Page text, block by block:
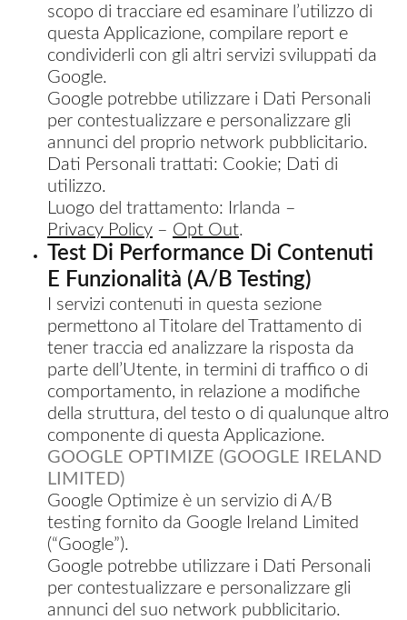
scopo di tracciare ed esaminare l’utilizzo di
questa Applicazione, compilare report e
condividerli con gli altri servizi sviluppati da
Google.
Google potrebbe utilizzare i Dati Personali
per contestualizzare e personalizzare gli
annunci del proprio network pubblicitario.
Dati Personali trattati: Cookie; Dati di
utilizzo.
Luogo del trattamento: Irlanda –
Privacy Policy – Opt Out.
Test Di Performance Di Contenuti
E Funzionalità (A/B Testing)
I servizi contenuti in questa sezione
permettono al Titolare del Trattamento di
tener traccia ed analizzare la risposta da
parte dell’Utente, in termini di traffico o di
comportamento, in relazione a modifiche
della struttura, del testo o di qualunque altro
componente di questa Applicazione.
GOOGLE OPTIMIZE (GOOGLE IRELAND
LIMITED)
Google Optimize è un servizio di A/B
testing fornito da Google Ireland Limited
(“Google”).
Google potrebbe utilizzare i Dati Personali
per contestualizzare e personalizzare gli
annunci del suo network pubblicitario.